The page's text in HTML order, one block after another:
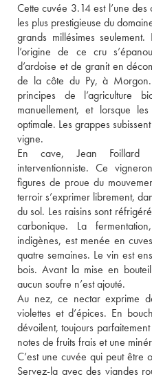
Cette cuvée 3.14 est l’une
les plus prestigieuse du
grands millésimes
l’origine de ce cru
d’ardoise et de granit en
de la côte du Py, à Morgon.
principes de l’agriculture
manuellement, et lorsque
optimale. Les grappes
vigne.
En cave, Jean Foillard
interventionniste. Ce
figures de proue du
terroir s’exprimer librement,
du sol. Les raisins sont
carbonique. La
indigènes, est menée en
quatre semaines. Le vin est
bois. Avant la mise en
aucun soufre n’est ajouté.
Au nez, ce nectar exprime
violettes et d’épices. En
dévoilent, toujours
notes de fruits frais et une
C’est une cuvée qui peut
Servez-la avec des viandes